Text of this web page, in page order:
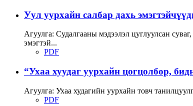
Уул уурхайн салбар дахь
Агуулга: Судалгааны мэдээлэл цуглуулсан
эмэгтэй...
PDF
“Ухаа хуудаг уурхайн цогцолбор,
Агуулга: Ухаа худагийн уурхайн товч
PDF